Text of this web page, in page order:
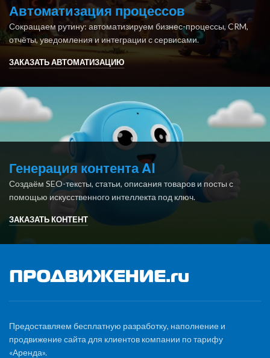
Автоматизация процессов
Сокращаем рутину: автоматизируем бизнес-процессы, CRM,
отчёты, уведомления и интеграции с сервисами.
ЗАКАЗАТЬ АВТОМАТИЗАЦИЮ
Генерация контента AI
Создаём SEO-тексты, статьи, описания товаров и посты с
помощью искусственного интеллекта под ключ.
ЗАКАЗАТЬ КОНТЕНТ
Предоставляем бесплатную разработку, наполнение и
продвижение сайта для клиентов компании по тарифу
«Аренда».